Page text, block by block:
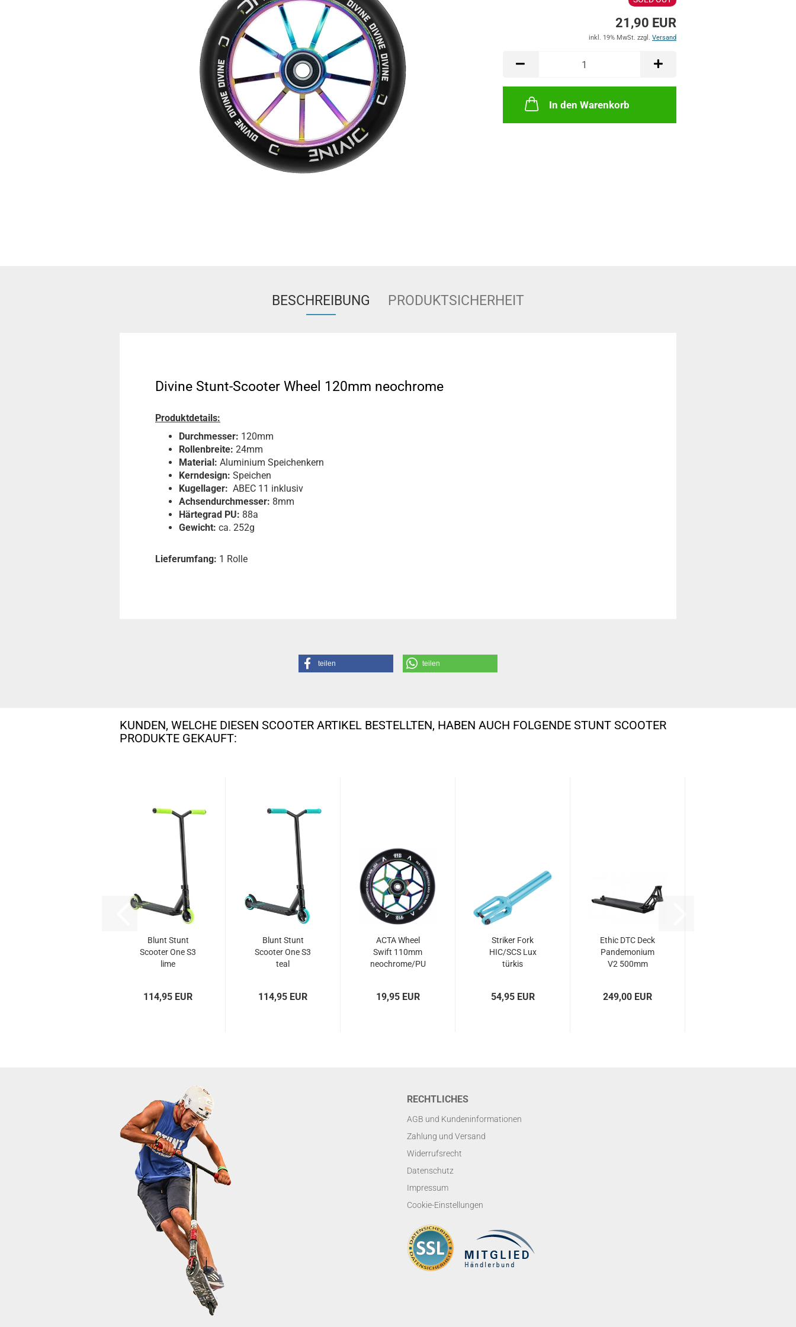
21,90 EUR
inkl. 19% MwSt. zzgl. Versand
In den Warenkorb
BESCHREIBUNG PRODUKTSICHERHEIT
Divine Stunt-Scooter Wheel 120mm neochrome
Produktdetails:
Durchmesser: 120mm
Rollenbreite: 24mm
Material: Aluminium Speichenkern
Kerndesign: Speichen
Kugellager: ABEC 11 inklusiv
Achsendurchmesser: 8mm
Härtegrad PU: 88a
Gewicht: ca. 252g
Lieferumfang: 1 Rolle
teilen teilen
KUNDEN, WELCHE DIESEN SCOOTER ARTIKEL BESTELLTEN, HABEN AUCH FOLGENDE STUNT SCOOTER
PRODUKTE GEKAUFT:
Blunt Stunt
Scooter One S3
lime
114,95 EUR
Blunt Stunt
Scooter One S3
teal
114,95 EUR
ACTA Wheel
Swift 110mm
neochrome/PU
19,95 EUR
Striker Fork
HIC/SCS Lux
türkis
54,95 EUR
Ethic DTC Deck
Pandemonium
V2 500mm
249,00 EUR
RECHTLICHES
AGB und Kundeninformationen
Zahlung und Versand
Widerrufsrecht
Datenschutz
Impressum
Cookie-Einstellungen